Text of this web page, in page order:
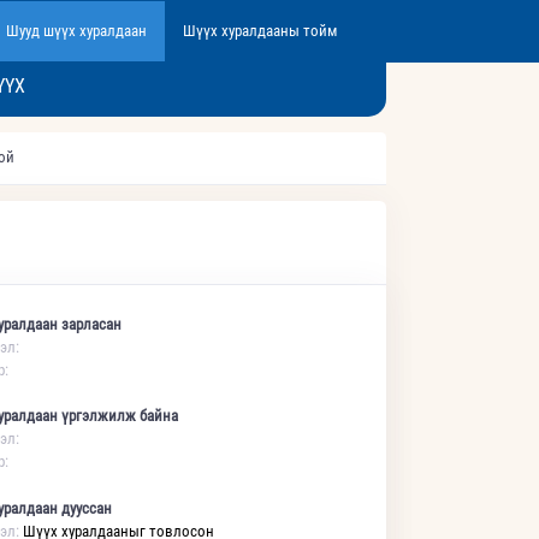
Шууд шүүх хуралдаан Шүүх хуралдааны тойм
зарласан
үргэлжилж байна
дууссан
Шүүх хуралдааныг товлосон